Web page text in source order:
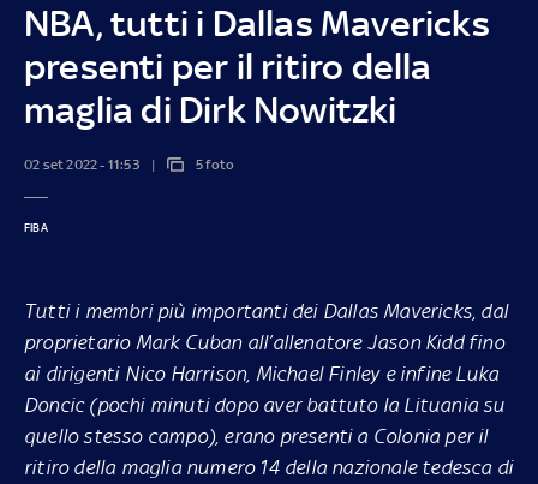
NBA, tutti i Dallas Mavericks
presenti per il ritiro della
maglia di Dirk Nowitzki
02 set 2022 - 11:53 5 foto
FIBA
Tutti i membri più importanti dei Dallas Mavericks, dal
proprietario Mark Cuban all’allenatore Jason Kidd fino
ai dirigenti Nico Harrison, Michael Finley e infine Luka
Doncic (pochi minuti dopo aver battuto la Lituania su
quello stesso campo), erano presenti a Colonia per il
ritiro della maglia numero 14 della nazionale tedesca di